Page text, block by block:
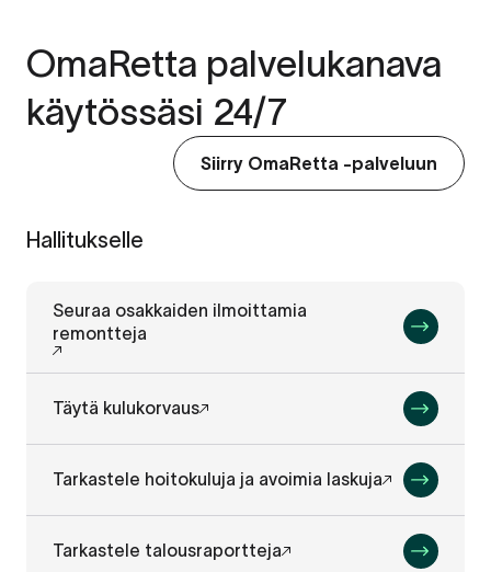
OmaRetta palvelukanava
käytössäsi 24/7
Siirry OmaRetta -palveluun
Hallitukselle
Seuraa osakkaiden ilmoittamia
remontteja
Täytä kulukorvaus
Tarkastele hoitokuluja ja avoimia laskuja
Tarkastele talousraportteja